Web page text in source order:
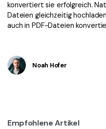
konvertiert sie erfolgreich.
Dateien gleichzeitig
auch in PDF-Dateien
Noah Hofer
Empfohlene Artikel